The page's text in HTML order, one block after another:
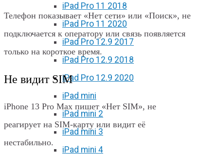
iPad Pro 11 2018
iPad Pro 11 2020
iPad Pro 12.9 2017
iPad Pro 12.9 2018
iPad Pro 12.9 2020
iPad mini
iPad mini 2
iPad mini 3
iPad mini 4
Телефон показывает «Нет сети» или «Поиск», не
подключается к оператору или связь появляется
только на короткое время.
Не видит SIM
iPhone 13 Pro Max пишет «Нет SIM», не
реагирует на SIM-карту или видит её
нестабильно.